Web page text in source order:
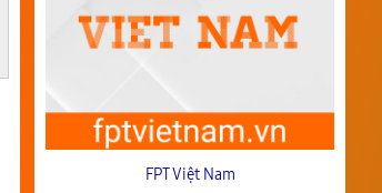
FPT Việt Nam